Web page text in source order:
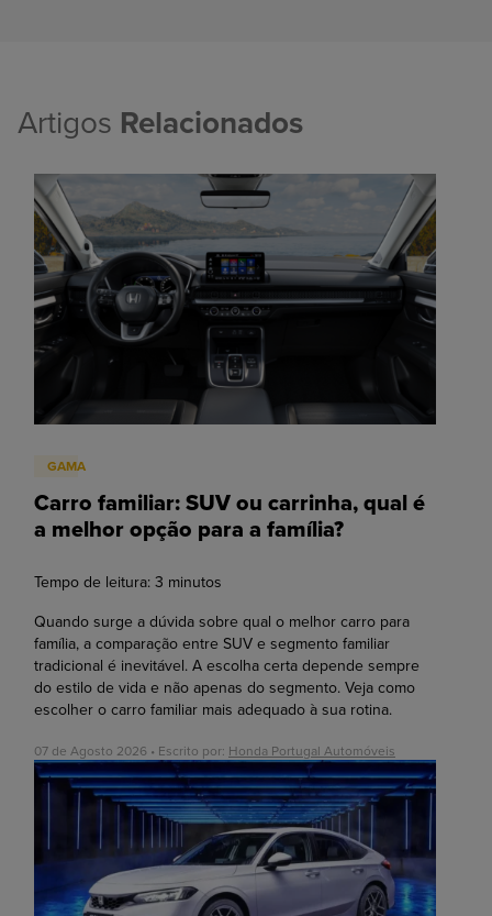
Artigos Relacionados
GAMA
Carro familiar: SUV ou carrinha, qual é
a melhor opção para a família?
Tempo de leitura: 3 minutos
Quando surge a dúvida sobre qual o melhor carro para
família, a comparação entre SUV e segmento familiar
tradicional é inevitável. A escolha certa depende sempre
do estilo de vida e não apenas do segmento. Veja como
escolher o carro familiar mais adequado à sua rotina.
07 de Agosto 2026 • Escrito por: Honda Portugal Automóveis